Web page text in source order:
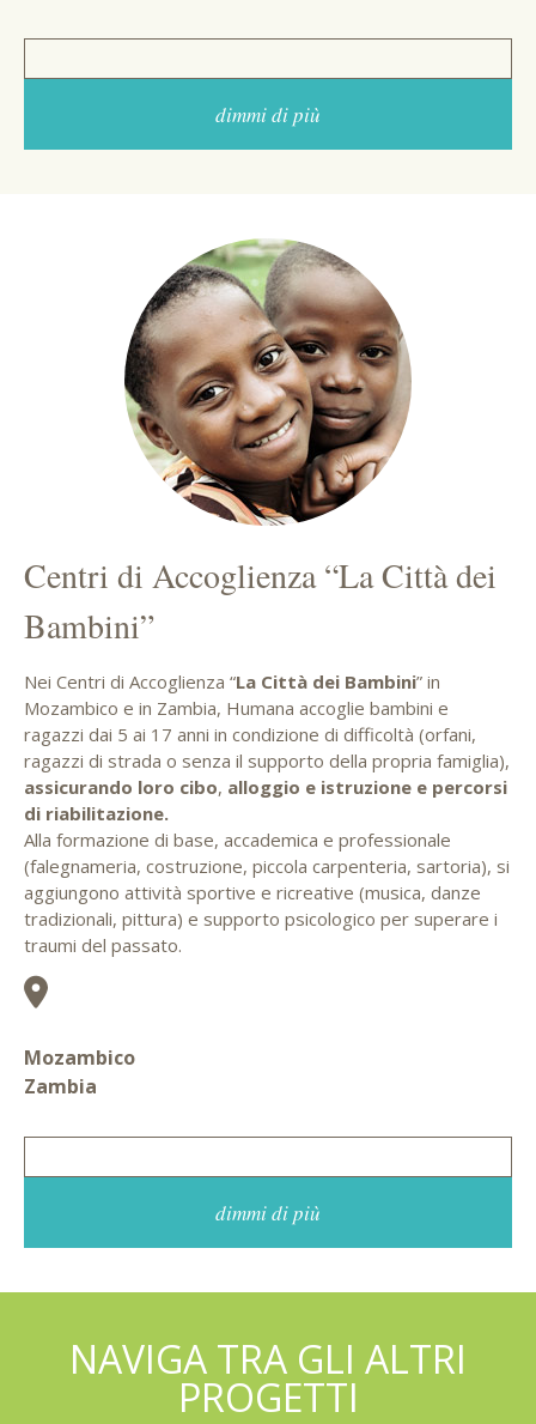
dimmi di più
Centri di Accoglienza “La Città dei
Bambini”
Nei Centri di Accoglienza “La Città dei Bambini” in
Mozambico e in Zambia, Humana accoglie bambini e
ragazzi dai 5 ai 17 anni in condizione di difficoltà (orfani,
ragazzi di strada o senza il supporto della propria famiglia),
assicurando loro cibo, alloggio e istruzione e percorsi
di riabilitazione.
Alla formazione di base, accademica e professionale
(falegnameria, costruzione, piccola carpenteria, sartoria), si
aggiungono attività sportive e ricreative (musica, danze
tradizionali, pittura) e supporto psicologico per superare i
traumi del passato.
Mozambico
Zambia
dimmi di più
NAVIGA TRA GLI ALTRI
PROGETTI